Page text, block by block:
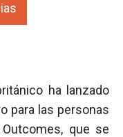
ha lanzado
para las personas
Outcomes, que se